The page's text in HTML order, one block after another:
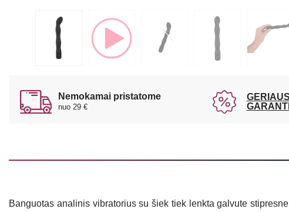
Nemokamai pristatome
nuo 29 €
Banguotas analinis vibratorius su šiek tiek lenkta galvute